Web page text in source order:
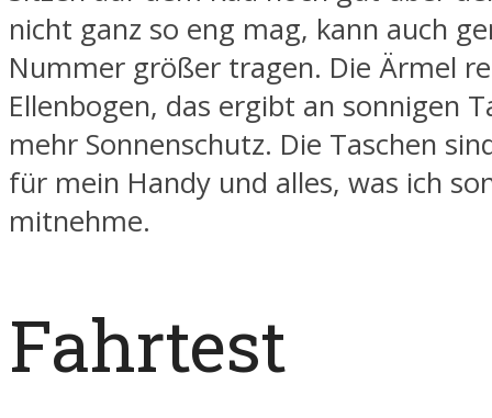
nicht ganz so eng mag, kann auch
Nummer größer tragen. Die Ärmel
Ellenbogen, das ergibt an sonnigen
mehr Sonnenschutz. Die Taschen
für mein Handy und alles, was ich
mitnehme.
Fahrtest